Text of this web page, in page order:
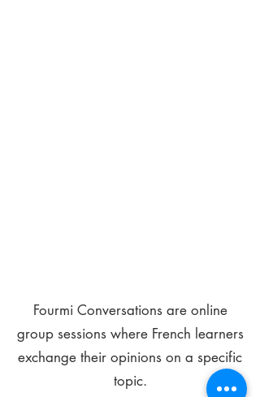
Fourmi Conversations are online
group sessions where French learners
exchange their opinions on a specific
topic.